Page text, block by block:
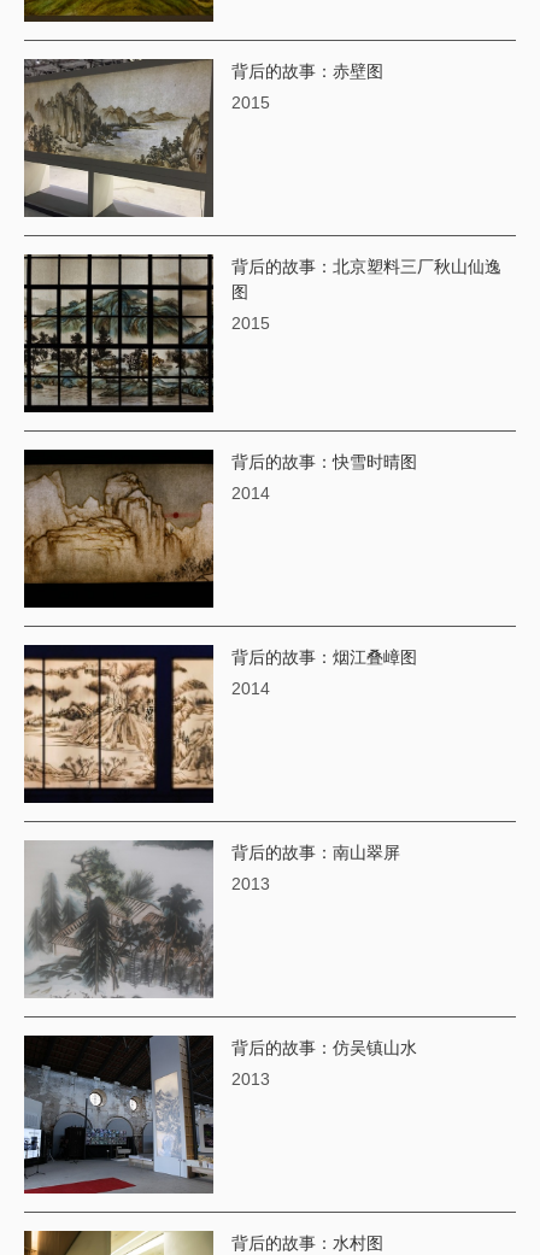
背后的故事：赤壁图
2015
背后的故事：北京塑料三厂秋山仙逸
图
2015
背后的故事：快雪时晴图
2014
背后的故事：烟江叠嶂图
2014
背后的故事：南山翠屏
2013
背后的故事：仿吴镇山水
2013
背后的故事：水村图